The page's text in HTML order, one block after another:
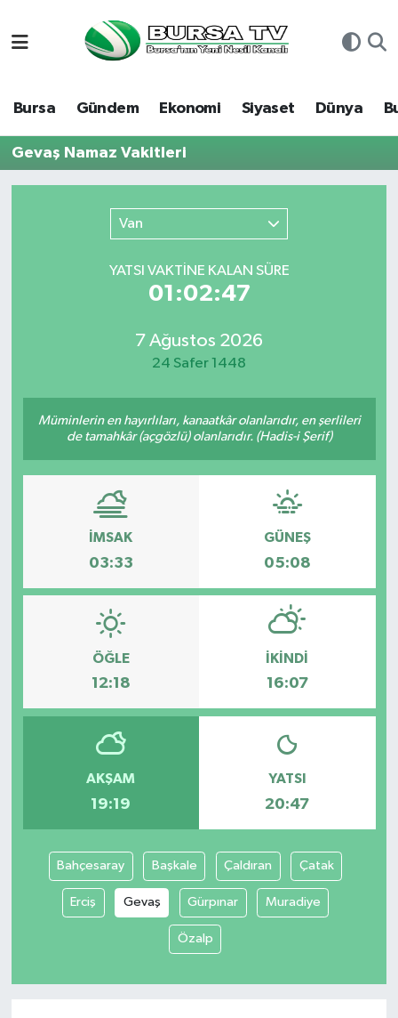
Bursa Gündem Ekonomi Siyaset Dünya
Gevaş Namaz Vakitleri
Van
YATSI VAKTİNE KALAN SÜRE
01:02:47
7 Ağustos 2026
24 Safer 1448
Müminlerin en hayırlıları, kanaatkâr olanlarıdır, en şerlileri
de tamahkâr (açgözlü) olanlarıdır. (Hadis-i Şerif)
İMSAK
03:33
GÜNEŞ
05:08
ÖĞLE
12:18
İKINDI
16:07
AKŞAM
19:19
YATSI
20:47
Bahçesaray Başkale Çaldıran Çatak
Erciş Gevaş Gürpınar Muradiye
Özalp
Bursa
Dünya
Sağlık
Siyaset
Teknoloji
Türkiye
Hava Durumu
Namaz Vakitleri
Tüm Manşetler
Son Dakika Haberleri